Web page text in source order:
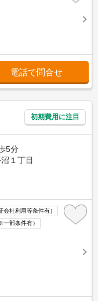
電話で問合せ
初期費用に注目
5分
１丁目
社利用等条件有）
部条件有）